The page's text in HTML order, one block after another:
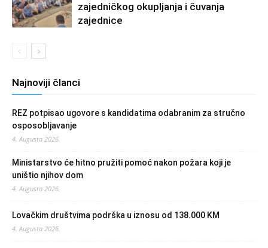
zajedničkog okupljanja i čuvanja
zajednice
Najnoviji članci
REZ potpisao ugovore s kandidatima odabranim za stručno
osposobljavanje
4. Augusta 2026.
Ministarstvo će hitno pružiti pomoć nakon požara koji je
uništio njihov dom
4. Augusta 2026.
Lovačkim društvima podrška u iznosu od 138.000 KM
4. Augusta 2026.